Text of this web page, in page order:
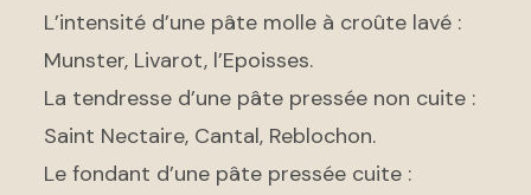
L’intensité d’une pâte molle à croûte lavé :
Munster, Livarot, l’Epoisses.
La tendresse d’une pâte pressée non cuite :
Saint Nectaire, Cantal, Reblochon.
Le fondant d’une pâte pressée cuite :